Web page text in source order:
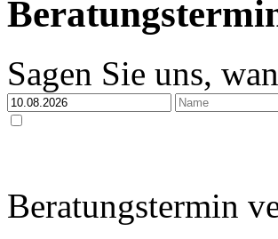
Sagen Sie uns,
Beratungstermin